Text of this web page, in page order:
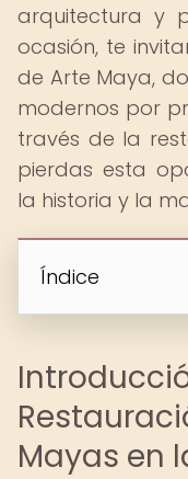
arquitectura y
ocasión, te
de Arte Maya,
modernos por
través de la
pierdas esta
la historia y la
Índice
Mayas en